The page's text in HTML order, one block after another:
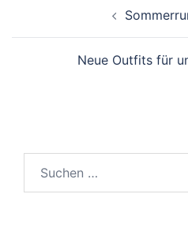
Neue Outfits für
nach: